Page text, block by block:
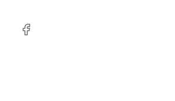
Facebook